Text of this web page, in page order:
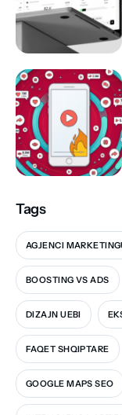
Tags
AGJENCI
BOOSTING VS ADS
DIZAJN UEBI
FAQET SHQIPTARE
GOOGLE MAPS SEO